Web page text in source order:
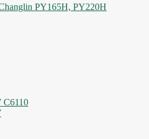
PY165H, PY220H
C6110